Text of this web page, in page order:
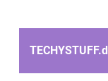
TECHYSTUFF.